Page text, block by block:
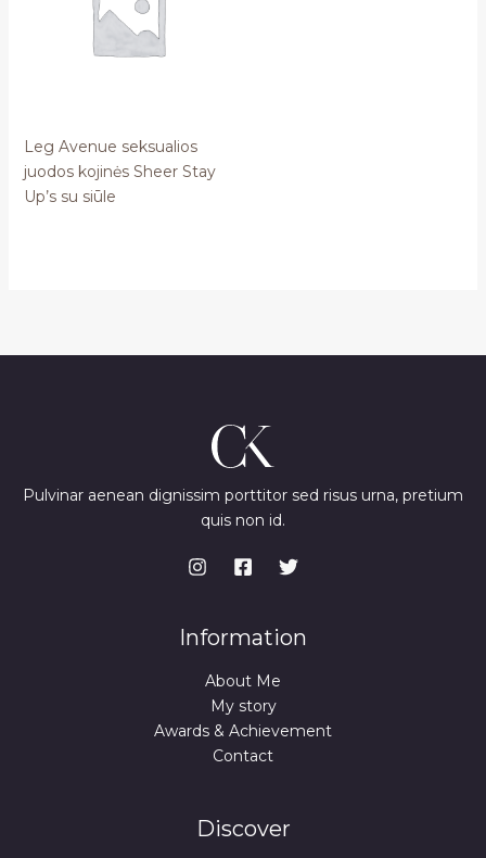
Leg Avenue seksualios
juodos kojinės Sheer Stay
Up’s su siūle
Pulvinar aenean dignissim porttitor sed risus urna, pretium
quis non id.
Information
About Me
My story
Awards & Achievement
Contact
Discover